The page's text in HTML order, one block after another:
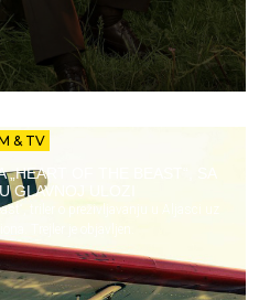
& TV
„HEART OF THE BEAST“, SA
GLAVNOJ ULOZI
triler o preživljavanju u Aljasci uz
Trejler je objavljen.